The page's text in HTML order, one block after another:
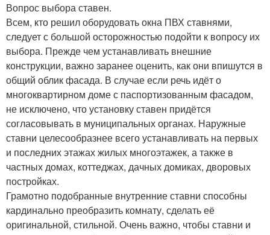
Вопрос выбора ставен.
Всем, кто решил оборудовать окна ПВХ ставнями,
следует с большой осторожностью подойти к вопросу их
выбора. Прежде чем устанавливать внешние
конструкции, важно заранее оценить, как они впишутся в
общий облик фасада. В случае если речь идёт о
многоквартирном доме с паспортизованным фасадом,
не исключено, что установку ставен придётся
согласовывать в муниципальных органах. Наружные
ставни целесообразнее всего устанавливать на первых
и последних этажах жилых многоэтажек, а также в
частных домах, коттеджах, дачных домиках, дворовых
постройках.
Грамотно подобранные внутренние ставни способны
кардинально преобразить комнату, сделать её
оригинальной, стильной. Очень важно, чтобы ставни и